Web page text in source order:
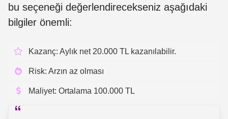
bu seçeneği değerlendirecekseniz aşağıdaki
bilgiler önemli:
Kazanç: Aylık net 20.000 TL kazanılabilir.
Risk: Arzın az olması
Maliyet: Ortalama 100.000 TL